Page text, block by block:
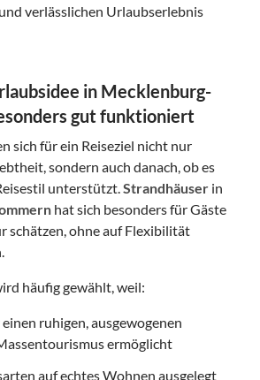
verlässlichen Urlaubserlebnis
in Mecklenburg-
gut funktioniert
sich für ein Reiseziel nicht nur
sondern auch danach, ob es
unterstützt.Strandhäuser in
hat sich besonders für Gäste
schätzen, ohne auf Flexibilität
häufig gewählt, weil:
ruhigen, ausgewogenen
ermöglicht
auf echtes Wohnen ausgelegt